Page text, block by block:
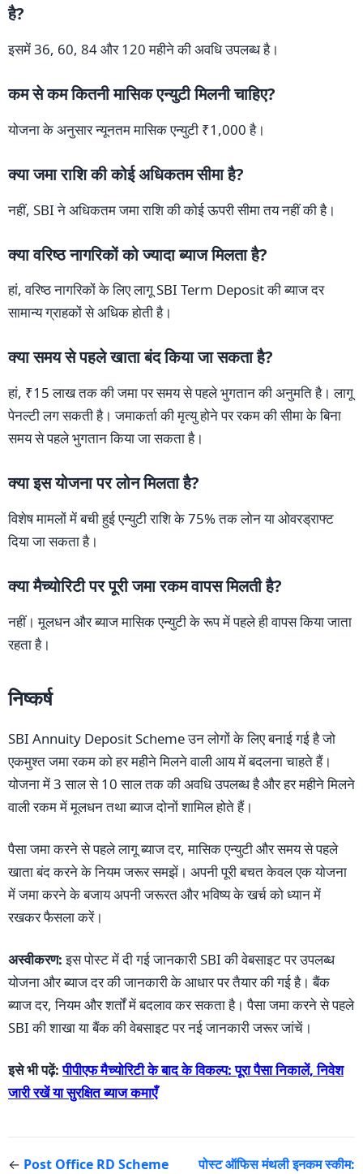
है?
इसमें 36, 60, 84 और 120 महीने की अवधि उपलब्ध है।
कम से कम कितनी मासिक एन्युटी मिलनी चाहिए?
योजना के अनुसार न्यूनतम मासिक एन्युटी ₹1,000 है।
क्या जमा राशि की कोई अधिकतम सीमा है?
नहीं, SBI ने अधिकतम जमा राशि की कोई ऊपरी सीमा तय नहीं की है।
क्या वरिष्ठ नागरिकों को ज्यादा ब्याज मिलता है?
हां, वरिष्ठ नागरिकों के लिए लागू SBI Term Deposit की ब्याज दर
सामान्य ग्राहकों से अधिक होती है।
क्या समय से पहले खाता बंद किया जा सकता है?
हां, ₹15 लाख तक की जमा पर समय से पहले भुगतान की अनुमति है। लागू
पेनल्टी लग सकती है। जमाकर्ता की मृत्यु होने पर रकम की सीमा के बिना
समय से पहले भुगतान किया जा सकता है।
क्या इस योजना पर लोन मिलता है?
विशेष मामलों में बची हुई एन्युटी राशि के 75% तक लोन या ओवरड्राफ्ट
दिया जा सकता है।
क्या मैच्योरिटी पर पूरी जमा रकम वापस मिलती है?
नहीं। मूलधन और ब्याज मासिक एन्युटी के रूप में पहले ही वापस किया जाता
रहता है।
निष्कर्ष
SBI Annuity Deposit Scheme उन लोगों के लिए बनाई गई है जो
एकमुश्त जमा रकम को हर महीने मिलने वाली आय में बदलना चाहते हैं।
योजना में 3 साल से 10 साल तक की अवधि उपलब्ध है और हर महीने मिलने
वाली रकम में मूलधन तथा ब्याज दोनों शामिल होते हैं।
पैसा जमा करने से पहले लागू ब्याज दर, मासिक एन्युटी और समय से पहले
खाता बंद करने के नियम जरूर समझें। अपनी पूरी बचत केवल एक योजना
में जमा करने के बजाय अपनी जरूरत और भविष्य के खर्च को ध्यान में
रखकर फैसला करें।
अस्वीकरण:इस पोस्ट में दी गई जानकारी SBI की वेबसाइट पर उपलब्ध
योजना और ब्याज दर की जानकारी के आधार पर तैयार की गई है। बैंक
ब्याज दर, नियम और शर्तों में बदलाव कर सकता है। पैसा जमा करने से पहले
SBI की शाखा या बैंक की वेबसाइट पर नई जानकारी जरूर जांचें।
इसे भी पढ़ें:पीपीएफ मैच्योरिटी के बाद के विकल्प: पूरा पैसा निकालें, निवेश
जारी रखें या सुरक्षित ब्याज कमाएँ
← Post Office RD Scheme
पोस्ट ऑफिस मंथली इनकम स्कीम: